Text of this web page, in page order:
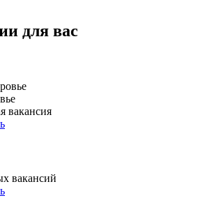
для вас
вакансия
вакансий